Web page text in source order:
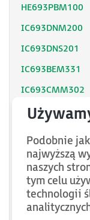
HE693PBM100
IC693DNM200
IC693DNS201
IC693BEM331
IC693CMM302
IC693CMM311
IC693NIU004
HE693SNP232
HE693RTM705
HE693RTU900
Podobnie
najwyższą
naszych
tym celu
technologii